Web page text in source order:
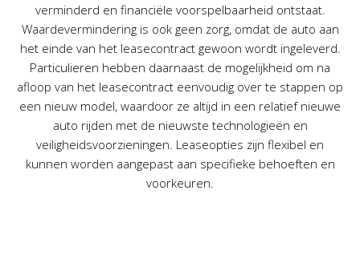
verminderd en financiële voorspelbaarheid ontstaat.
Waardevermindering is ook geen zorg, omdat de auto aan
het einde van het leasecontract gewoon wordt ingeleverd.
Particulieren hebben daarnaast de mogelijkheid om na
afloop van het leasecontract eenvoudig over te stappen op
een nieuw model, waardoor ze altijd in een relatief nieuwe
auto rijden met de nieuwste technologieën en
veiligheidsvoorzieningen. Leaseopties zijn flexibel en
kunnen worden aangepast aan specifieke behoeften en
voorkeuren.